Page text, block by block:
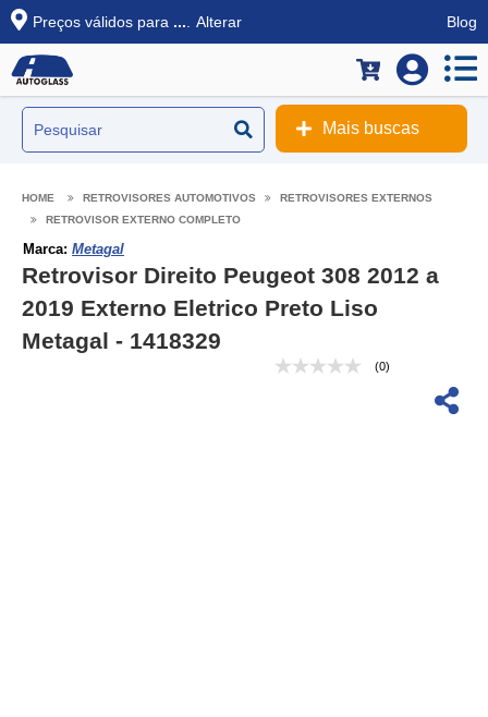
Preços válidos para ... Alterar Blog
Mais buscas
RETROVISORES AUTOMOTIVOS
RETROVISORES EXTERNOS
RETROVISOR EXTERNO COMPLETO
Marca: Metagal
Retrovisor Direito Peugeot 308 2012 a
2019 Externo Eletrico Preto Liso
Metagal - 1418329
(0)